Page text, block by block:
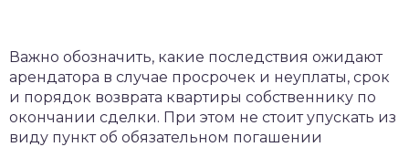
Важно обозначить, какие последствия ожидают
арендатора в случае просрочек и неуплаты, срок
и порядок возврата квартиры собственнику по
окончании сделки. При этом не стоит упускать из
виду пункт об обязательном погашении